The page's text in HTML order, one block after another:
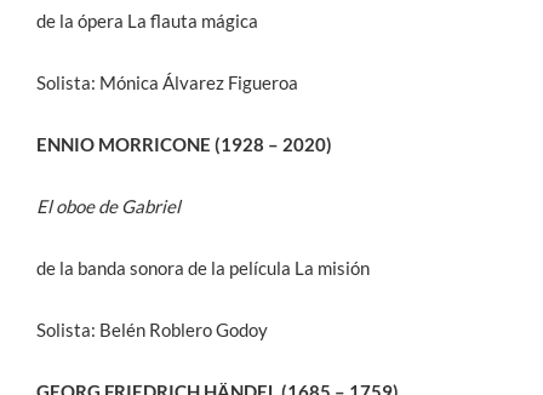
de la ópera La flauta mágica
Solista: Mónica Álvarez Figueroa
ENNIO MORRICONE (1928 – 2020)
El oboe de Gabriel
de la banda sonora de la película La misión
Solista: Belén Roblero Godoy